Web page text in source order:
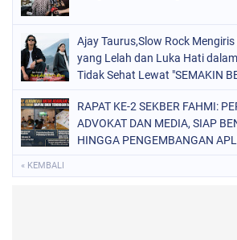
Ajay Taurus,Slow Rock
yang Lelah dan Luka Hati
Tidak Sehat Lewat "SEMAKIN
RAPAT KE-2 SEKBER FAHMI:
ADVOKAT DAN MEDIA, SIAP
HINGGA PENGEMBANGAN
« KEMBALI